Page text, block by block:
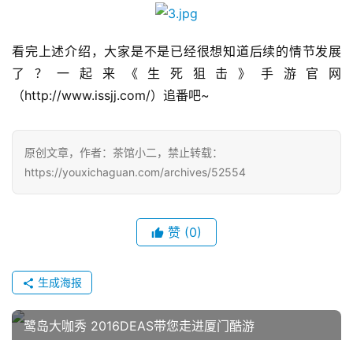
7
月
3
茶
接
看完上述介绍，大家是不是已经很想知道后续的情节发展
了？一起来《生死狙击》手游官网
（http://www.issjj.com/）追番吧~
原创文章，作者：茶馆小二，禁止转载：
https://youxichaguan.com/archives/52554
赞 (0)
生成海报
鹭岛大咖秀 2016DEAS带您走进厦门酷游